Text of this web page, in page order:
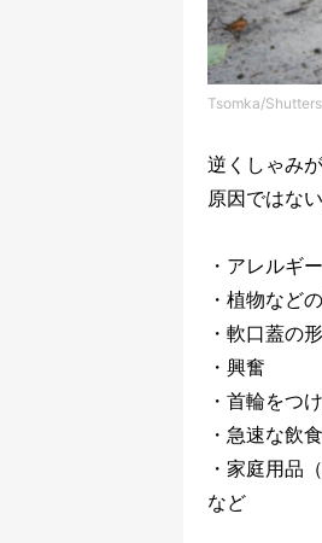
Tsomka/
逆くしゃみ
原因ではな
・アレルギー
・植物など
・軟口蓋の
・興奮
・首輪をつ
・急速な飲食
・家庭用品
など